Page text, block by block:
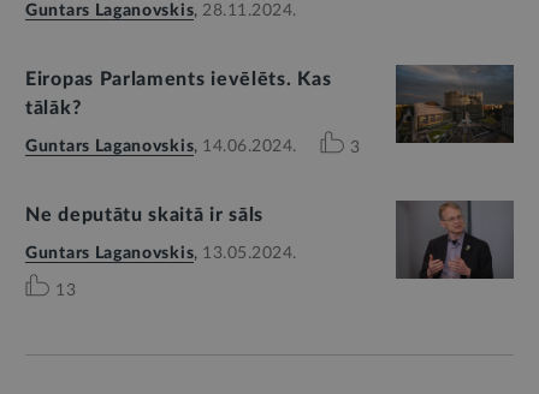
Guntars Laganovskis, 28.11.2024.
Eiropas Parlaments ievēlēts. Kas
tālāk?
Guntars Laganovskis, 14.06.2024. 3
Ne deputātu skaitā ir sāls
Guntars Laganovskis, 13.05.2024.
13